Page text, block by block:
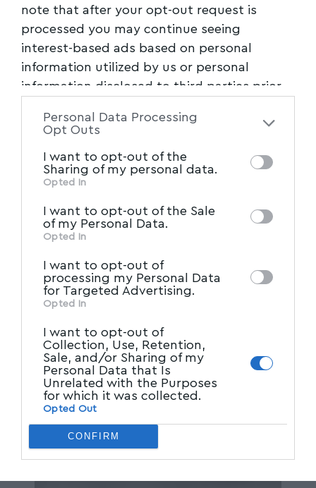
note that after your opt-out request is
processed you may continue seeing
interest-based ads based on personal
information utilized by us or personal
information disclosed to third parties prior
of the further disclosure of your personal
of downstream participants. This
information may also be disclosed by us to
Participantsthat may further disclose it to
other third parties.
Personal Data Processing
Opt Outs
I want to opt-out of the
Sharing of my personal data.
Opted In
I want to opt-out of the Sale
of my Personal Data.
Opted In
I want to opt-out of
processing my Personal Data
for Targeted Advertising.
Opted In
I want to opt-out of
Collection, Use, Retention,
Sale, and/or Sharing of my
Personal Data that Is
Unrelated with the Purposes
for which it was collected.
Opted Out
CONFIRM